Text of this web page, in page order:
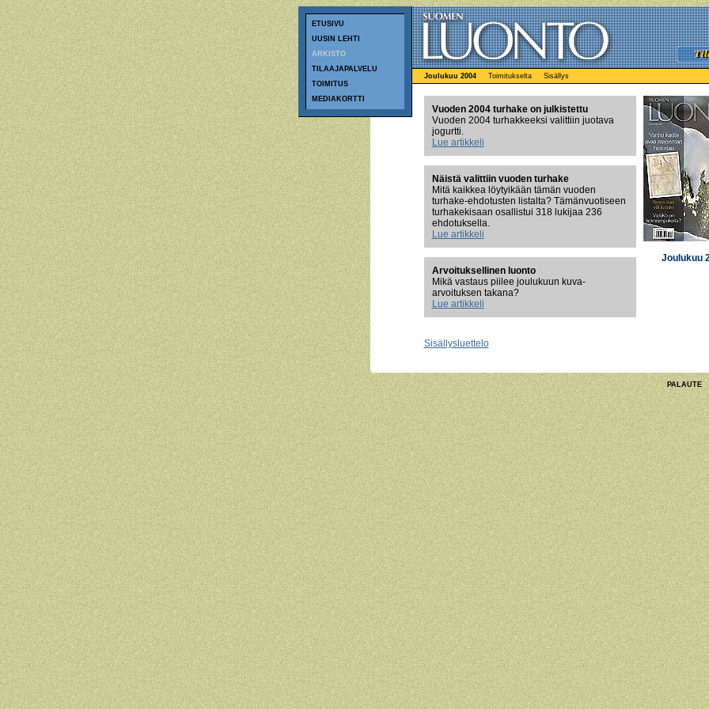
ETUSIVU
UUSIN LEHTI
ARKISTO
TILAAJAPALVELU
TOIMITUS
MEDIAKORTTI
Joulukuu 2004 Toimitukselta Sisällys
Vuoden 2004 turhake on julkistettu
Vuoden 2004 turhakkeeksi valittiin juotava
jogurtti.
Lue artikkeli
Näistä valittiin vuoden turhake
Mitä kaikkea löytyikään tämän vuoden
turhake-ehdotusten listalta? Tämänvuotiseen
turhakekisaan osallistui 318 lukijaa 236
ehdotuksella.
Lue artikkeli
Arvoituksellinen luonto
Mikä vastaus piilee joulukuun kuva-
arvoituksen takana?
Lue artikkeli
Sisällysluettelo
Joulukuu
PALAUTE